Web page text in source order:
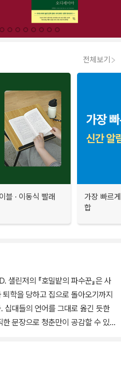
전체보기
블 · 이동식 빨래
가장 빠르
합
린저의 『호밀밭의 파수꾼』은 사
학을 당하고 집으로 돌아오기까지
십대들의 언어를 그대로 옮긴 듯한
문장으로 청춘만이 공감할 수 있
과 성찰에 집중하고 있다면, 『호밀
짓는 공허함과 소외 그리고 위선적